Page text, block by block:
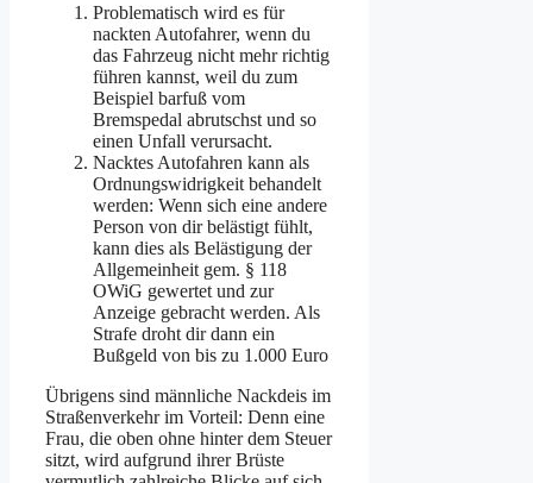
Problematisch wird es für
nackten Autofahrer, wenn du
das Fahrzeug nicht mehr richtig
führen kannst, weil du zum
Beispiel barfuß vom
Bremspedal abrutschst und so
einen Unfall verursacht.
Nacktes Autofahren kann als
Ordnungswidrigkeit behandelt
werden: Wenn sich eine andere
Person von dir belästigt fühlt,
kann dies als Belästigung der
Allgemeinheit gem. § 118
OWiG gewertet und zur
Anzeige gebracht werden. Als
Strafe droht dir dann ein
Bußgeld von bis zu 1.000 Euro
Übrigens sind männliche Nackdeis im
Straßenverkehr im Vorteil: Denn eine
Frau, die oben ohne hinter dem Steuer
sitzt, wird aufgrund ihrer Brüste